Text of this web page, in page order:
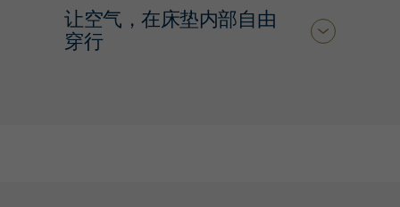
让空气，在床垫内部自由
穿行